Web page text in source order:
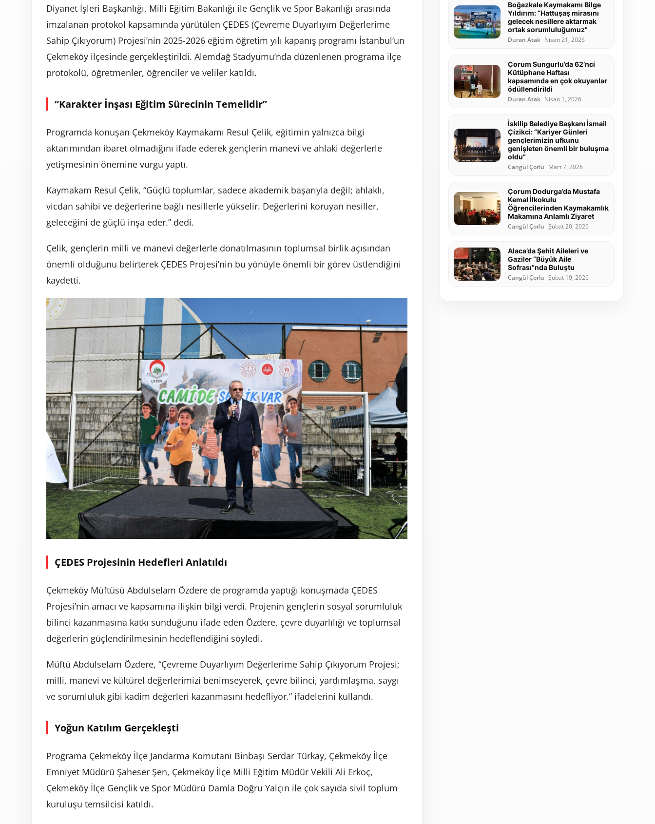
Diyanet İşleri Başkanlığı, Milli Eğitim Bakanlığı ile Gençlik ve Spor Bakanlığı arasında
imzalanan protokol kapsamında yürütülen ÇEDES (Çevreme Duyarlıyım Değerlerime
Sahip Çıkıyorum) Projesi’nin 2025-2026 eğitim öğretim yılı kapanış programı İstanbul’un
Çekmeköy ilçesinde gerçekleştirildi. Alemdağ Stadyumu’nda düzenlenen programa ilçe
protokolü, öğretmenler, öğrenciler ve veliler katıldı.
“Karakter İnşası Eğitim Sürecinin Temelidir”
Programda konuşan Çekmeköy Kaymakamı Resul Çelik, eğitimin yalnızca bilgi
aktarımından ibaret olmadığını ifade ederek gençlerin manevi ve ahlaki değerlerle
yetişmesinin önemine vurgu yaptı.
Kaymakam Resul Çelik, “Güçlü toplumlar, sadece akademik başarıyla değil; ahlaklı,
vicdan sahibi ve değerlerine bağlı nesillerle yükselir. Değerlerini koruyan nesiller,
geleceğini de güçlü inşa eder.” dedi.
Çelik, gençlerin milli ve manevi değerlerle donatılmasının toplumsal birlik açısından
önemli olduğunu belirterek ÇEDES Projesi’nin bu yönüyle önemli bir görev üstlendiğini
kaydetti.
ÇEDES Projesinin Hedefleri Anlatıldı
Çekmeköy Müftüsü Abdulselam Özdere de programda yaptığı konuşmada ÇEDES
Projesi’nin amacı ve kapsamına ilişkin bilgi verdi. Projenin gençlerin sosyal sorumluluk
bilinci kazanmasına katkı sunduğunu ifade eden Özdere, çevre duyarlılığı ve toplumsal
değerlerin güçlendirilmesinin hedeflendiğini söyledi.
Müftü Abdulselam Özdere, “Çevreme Duyarlıyım Değerlerime Sahip Çıkıyorum Projesi;
milli, manevi ve kültürel değerlerimizi benimseyerek, çevre bilinci, yardımlaşma, saygı
ve sorumluluk gibi kadim değerleri kazanmasını hedefliyor.” ifadelerini kullandı.
Yoğun Katılım Gerçekleşti
Programa Çekmeköy İlçe Jandarma Komutanı Binbaşı Serdar Türkay, Çekmeköy İlçe
Emniyet Müdürü Şaheser Şen, Çekmeköy İlçe Milli Eğitim Müdür Vekili Ali Erkoç,
Çekmeköy İlçe Gençlik ve Spor Müdürü Damla Doğru Yalçın ile çok sayıda sivil toplum
kuruluşu temsilcisi katıldı.
Boğazkale Kaymakamı Bilge
Yıldırım: “Hattuşaş mirasını
gelecek nesillere aktarmak
ortak sorumluluğumuz”
Duran Atak Nisan 21, 2026
Çorum Sungurlu’da 62’nci
Kütüphane Haftası
kapsamında en çok okuyanlar
ödüllendirildi
Duran Atak Nisan 1, 2026
İskilip Belediye Başkanı İsmail
Çizikci: “Kariyer Günleri
gençlerimizin ufkunu
genişleten önemli bir buluşma
oldu”
Cangül Çorlu Mart 7, 2026
Çorum Dodurga’da Mustafa
Kemal İlkokulu
Öğrencilerinden Kaymakamlık
Makamına Anlamlı Ziyaret
Cangül Çorlu Şubat 20, 2026
Alaca’da Şehit Aileleri ve
Gaziler “Büyük Aile
Sofrası”nda Buluştu
Cangül Çorlu Şubat 19, 2026